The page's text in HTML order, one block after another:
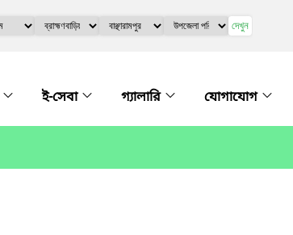
দেখুন
ই-সেবা গ্যালারি যোগাযোগ